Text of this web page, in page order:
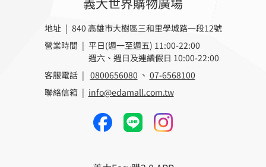
地址 | 840 高雄市大樹區三和里學城路一段12號
營業時間 | 平日(週一至週五) 11:00-22:00
週六、週日及連續假日 10:00-22:00
客服電話 | 0800656080 、 07-6568100
聯絡信箱 | info@edamall.com.tw